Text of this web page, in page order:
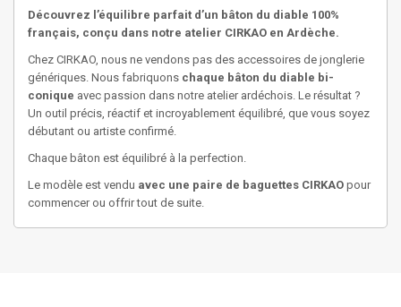
Découvrez l’équilibre parfait d’un bâton du diable 100%
français, conçu dans notre atelier CIRKAO en Ardèche.
Chez CIRKAO, nous ne vendons pas des accessoires de jonglerie
génériques. Nous fabriquons chaque bâton du diable bi-
conique avec passion dans notre atelier ardéchois. Le résultat ?
Un outil précis, réactif et incroyablement équilibré, que vous soyez
débutant ou artiste confirmé.
Chaque bâton est équilibré à la perfection.
Le modèle est vendu avec une paire de baguettes CIRKAO pour
commencer ou offrir tout de suite.